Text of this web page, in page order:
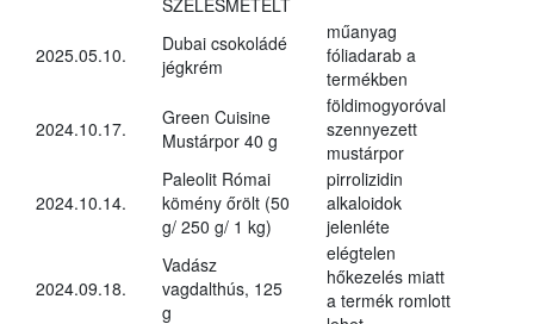
SZÉLESMETÉLT
2025.05.10.
Dubai csokoládé
jégkrém
műanyag
fóliadarab a
termékben
2024.10.17.
Green Cuisine
Mustárpor 40 g
földimogyoróval
szennyezett
mustárpor
2024.10.14.
Paleolit Római
kömény őrölt (50
g/ 250 g/ 1 kg)
pirrolizidin
alkaloidok
jelenléte
2024.09.18.
Vadász
vagdalthús, 125
g
elégtelen
hőkezelés miatt
a termék romlott